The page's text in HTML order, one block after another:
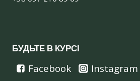
БУДЬТЕ В КУРСІ
Facebook Instagram